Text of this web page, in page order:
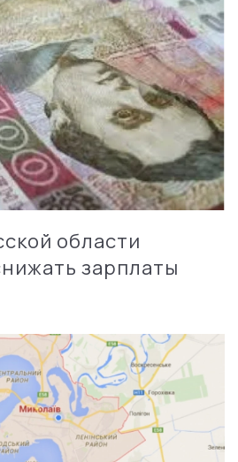
области
зарплаты